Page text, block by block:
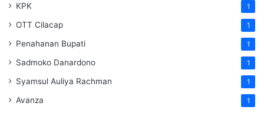
KPK 1
OTT Cilacap 1
Penahanan Bupati 1
Sadmoko Danardono 1
Syamsul Auliya Rachman 1
Avanza 1